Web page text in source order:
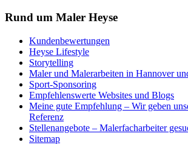
Rund um Maler Heyse
Kundenbewertungen
Heyse Lifestyle
Storytelling
Maler und Malerarbeiten in Hannover
Sport-Sponsoring
Empfehlenswerte Websites und Blogs
Meine gute Empfehlung – Wir geben
Referenz
Stellenangebote – Malerfacharbeiter
Sitemap